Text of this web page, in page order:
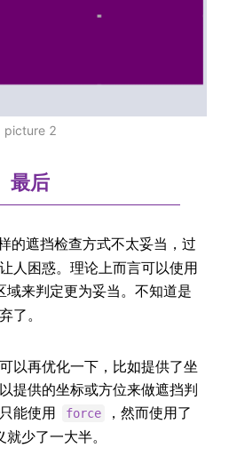
picture 2
最后
的遮挡检查方式不太妥当，过
人困惑。理论上而言可以使用
域来判定更为妥当。不知道是
了。
以再优化一下，比如提供了坐
提供的坐标或方位来做遮挡判
能使用
force ，然而使用了
少了一大半。